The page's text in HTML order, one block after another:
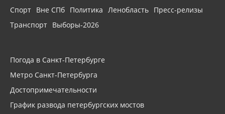
Спорт Вне СПб Политика Ленобласть Пресс-релизы
Транспорт Выборы-2026
Погода в Санкт-Петербурге
Метро Санкт-Петербурга
Достопримечательности
График развода петербургских мостов